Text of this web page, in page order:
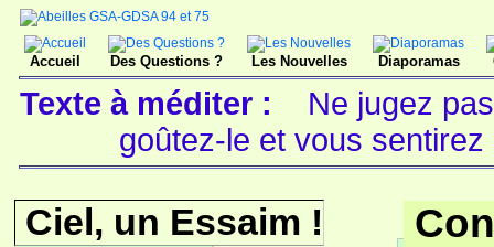
Accueil Des Questions ? Les Nouvelles Diaporamas
Texte à méditer :
Ne jugez
goûtez-le et vous
Ciel, un Essaim !